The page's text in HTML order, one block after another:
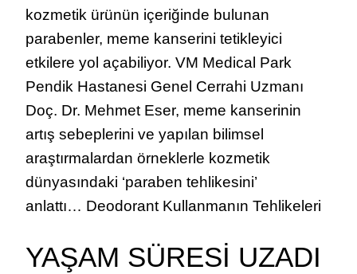
kozmetik ürünün içeriğinde bulunan
parabenler, meme kanserini tetikleyici
etkilere yol açabiliyor. VM Medical Park
Pendik Hastanesi Genel Cerrahi Uzmanı
Doç. Dr. Mehmet Eser, meme kanserinin
artış sebeplerini ve yapılan bilimsel
araştırmalardan örneklerle kozmetik
dünyasındaki ‘paraben tehlikesini’
anlattı… Deodorant Kullanmanın Tehlikeleri
YAŞAM SÜRESİ UZADI